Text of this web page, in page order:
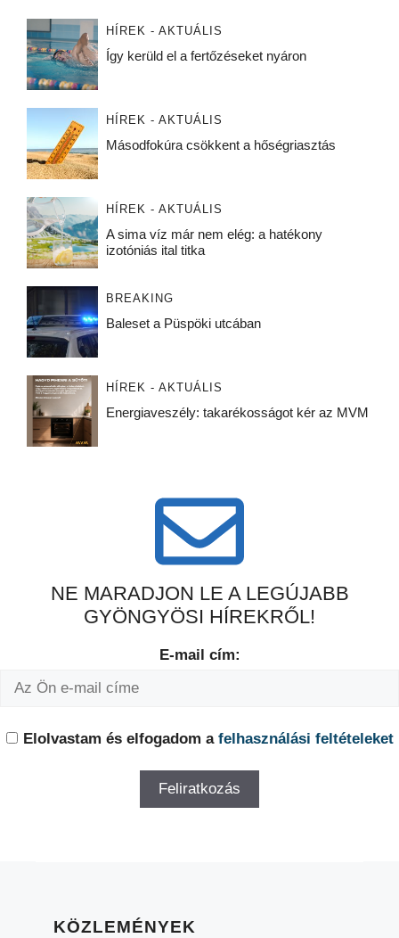
HÍREK - AKTUÁLIS
Így kerüld el a fertőzéseket nyáron
HÍREK - AKTUÁLIS
Másodfokúra csökkent a hőségriasztás
HÍREK - AKTUÁLIS
A sima víz már nem elég: a hatékony
izotóniás ital titka
BREAKING
Baleset a Püspöki utcában
HÍREK - AKTUÁLIS
Energiaveszély: takarékosságot kér az MVM
NE MARADJON LE A LEGÚJABB
GYÖNGYÖSI HÍREKRŐL!
E-mail cím:
Elolvastam és elfogadom a felhasználási feltételeket
KÖZLEMÉNYEK